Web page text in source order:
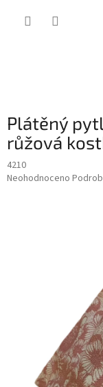
Plátěný
růžová
4210
Průměrné
Neohodnoceno